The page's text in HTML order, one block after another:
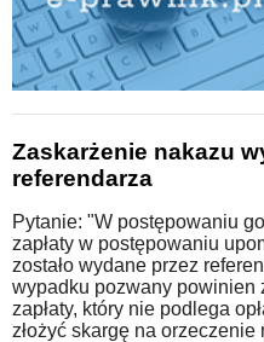
Zaskarżenie nakazu
referendarza
Pytanie: "W postępowaniu
zapłaty w postępowaniu
zostało wydane przez
wypadku pozwany powinien
zapłaty, który nie podlega
złożyć skargę na orzeczenie